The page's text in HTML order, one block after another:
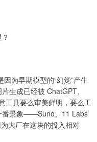
为早期模型的“幻觉”产生
生成已经被 ChatGPT、
工具要么审美鲜明，要么工
番景象——Suno、11 Labs
大厂在这块的投入相对